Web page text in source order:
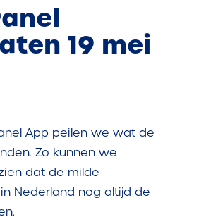
19 mei
App peilen we wat de
Zo kunnen we
dat de milde
Nederland nog altijd de